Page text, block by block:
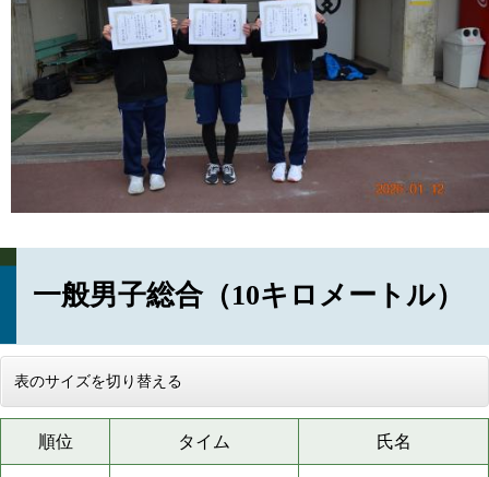
一般男子総合（10キロメートル）
表のサイズを切り替える
順位 タイム 氏名